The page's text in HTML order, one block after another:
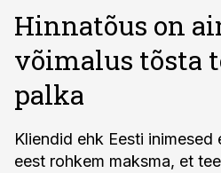
Hinnatõus on
võimalus tõsta
palka
Kliendid ehk Eesti inimesed
eest rohkem maksma, et